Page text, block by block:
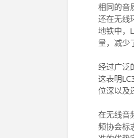
相同的音
还在无线
地铁中，
量，减少
经过广泛
这表明
位深以及
在无线音
频协会标